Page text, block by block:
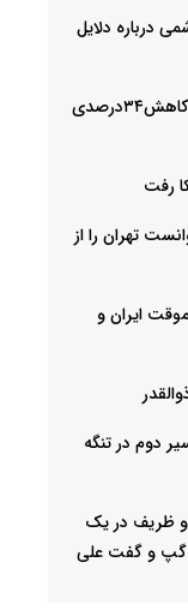
درباره دلایل
۴ کشتی از تنگه هرمز عبور کرد / کاهش۳۴درصدی
رفت
تهران را از
ایران و
دوم در تنگه
ظریف در یک
گپ و گفت علی